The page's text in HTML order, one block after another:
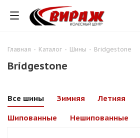
Главная - Каталог - Шины - Bridgestone
Bridgestone
Все шины Зимняя Летняя
Шипованные Нешипованные